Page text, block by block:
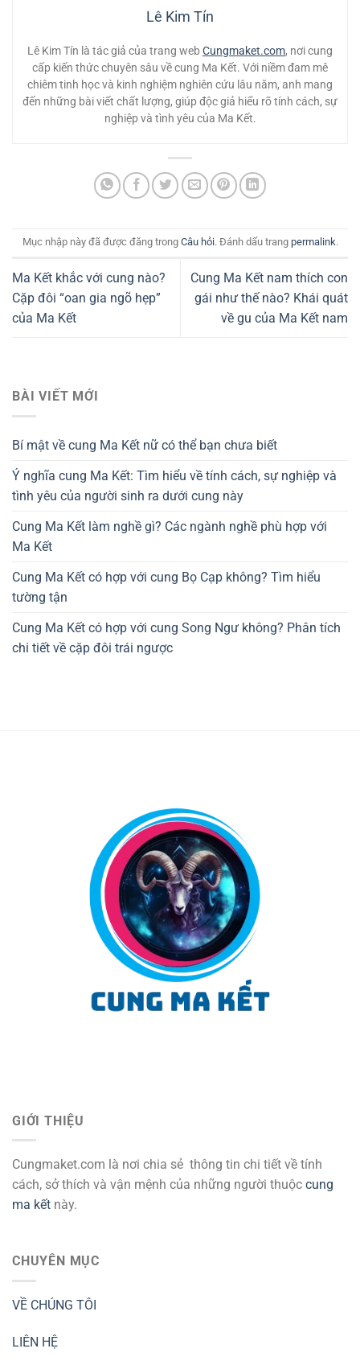
Lê Kim Tín
Lê Kim Tín là tác giả của trang web Cungmaket.com, nơi cung
cấp kiến thức chuyên sâu về cung Ma Kết. Với niềm đam mê
chiêm tinh học và kinh nghiệm nghiên cứu lâu năm, anh mang
đến những bài viết chất lượng, giúp độc giả hiểu rõ tính cách, sự
nghiệp và tình yêu của Ma Kết.
Mục nhập này đã được đăng trong Câu hỏi. Đánh dấu trang permalink.
Ma Kết khắc với cung nào?
Cặp đôi “oan gia ngõ hẹp”
của Ma Kết
Cung Ma Kết nam thích con
gái như thế nào? Khái quát
về gu của Ma Kết nam
BÀI VIẾT MỚI
Bí mật về cung Ma Kết nữ có thể bạn chưa biết
Ý nghĩa cung Ma Kết: Tìm hiểu về tính cách, sự nghiệp và
tình yêu của người sinh ra dưới cung này
Cung Ma Kết làm nghề gì? Các ngành nghề phù hợp với
Ma Kết
Cung Ma Kết có hợp với cung Bọ Cạp không? Tìm hiểu
tường tận
Cung Ma Kết có hợp với cung Song Ngư không? Phân tích
chi tiết về cặp đôi trái ngược
GIỚI THIỆU
Cungmaket.com là nơi chia sẻ thông tin chi tiết về tính
cách, sở thích và vận mệnh của những người thuộc cung
ma kết này.
CHUYÊN MỤC
VỀ CHÚNG TÔI
LIÊN HỆ